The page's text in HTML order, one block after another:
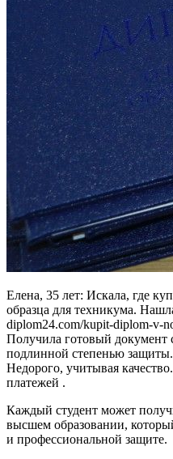
Елена, 35 лет: Искала, где
образца для техникума.
diplom24.com/kupit-diplom-v-
Получила готовый документ
подлинной степенью защиты.
Недорого, учитывая
платежей .
Каждый студент может
высшем образовании,
и профессиональной защите.